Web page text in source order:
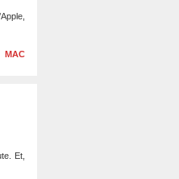
MAC
Et,